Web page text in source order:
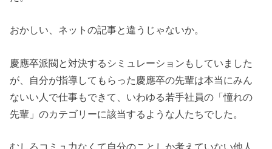
おかしい、ネットの記事と違うじゃないか。
慶應卒派閥と対決するシミュレーションもしていました
が、自分が指導してもらった慶應卒の先輩は本当にみん
ないい人で仕事もできて、いわゆる若手社員の「憧れの
先輩」のカテゴリーに該当するような人たちでした。
むしろコミュ力なくて自分のことしか考えていない他人